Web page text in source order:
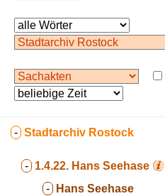
- Stadtarchiv Rostock
- 1.4.22. Hans Seehase
- Hans Seehase